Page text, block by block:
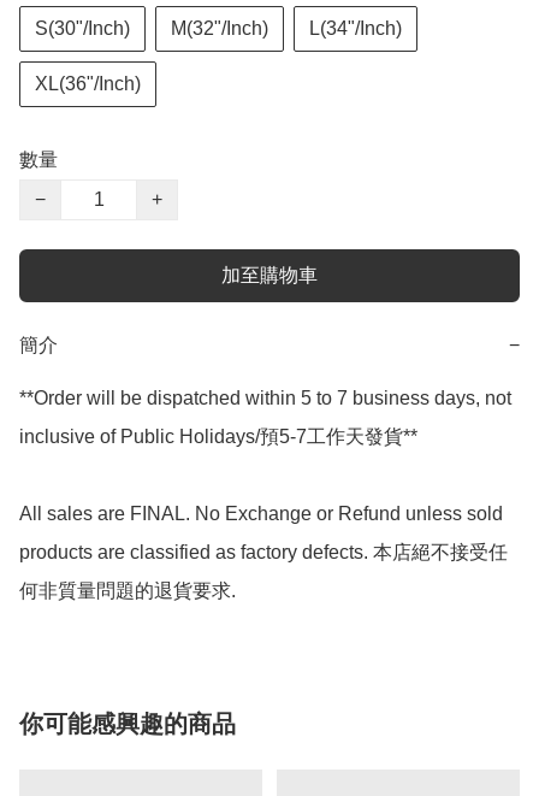
S(30"/Inch) M(32"/Inch) L(34"/Inch)
XL(36"/Inch)
數量
−
+
加至購物車
簡介 −
**Order will be dispatched within 5 to 7 business days, not
inclusive of Public Holidays/預5-7工作天發貨**
All sales are FINAL. No Exchange or Refund unless sold
products are classified as factory defects. 本店絕不接受任
何非質量問題的退貨要求.
你可能感興趣的商品